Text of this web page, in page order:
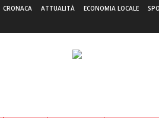
CRONACA ATTUALITÀ ECONOMIA LOCALE